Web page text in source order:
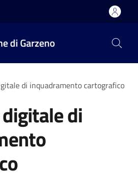
di Garzeno
di inquadramento cartografico
di